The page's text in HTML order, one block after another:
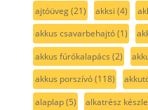
ajtóüveg(21) akksi (4)
akkus csavarbehajtó(1)
akkus fúrókalapács (2)
akkus porszívó(118)
alaplap(5) alkatrész